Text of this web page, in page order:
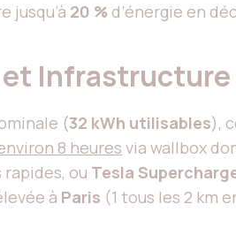
jusqu’à 20 % d’énergie en
Infrastructure
(32 kWh utilisables),
8 heures via wallbox
ou Tesla
à Paris (1 tous les 2 km